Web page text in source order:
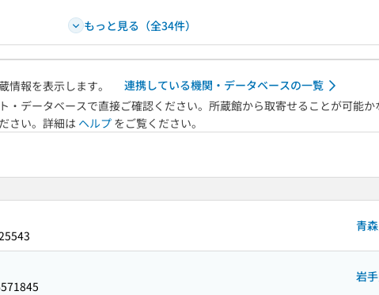
もっと見る（全34件）
報を表示します。
連携している機関・データベースの一覧
データベースで直接ご確認ください。所蔵館から取寄せることが可能か
さい。詳細は ヘルプ をご覧ください。
青
岩